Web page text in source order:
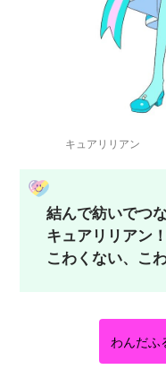
キュアリリアン
結んで紡いでつ
キュアリリアン！
こわくない、こ
わんだふ